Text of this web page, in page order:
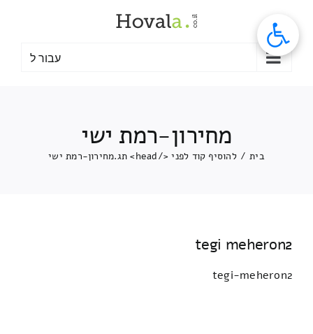
עבור ל
מחירון-רמת ישי
בית / להוסיף קוד לפני </head> תג. מחירון-רמת ישי
tegi meheron2
tegi-meheron2